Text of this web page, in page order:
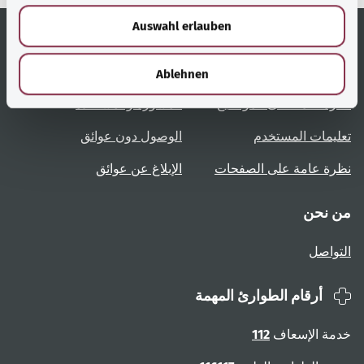
w
Auswahl erlauben
Ablehnen روابط مُفيدة
نظرة عامة على المواضيع
تعليمات المستخدم
نظرة عامة على الصفحات
الخدمة
المشورة والمساعدة
الوصول دون عوائق
الإبلاغ عن عوائق
من نحن
التواصل
أرقام الطوارئ المهمة
خدمة الإسعاف 112